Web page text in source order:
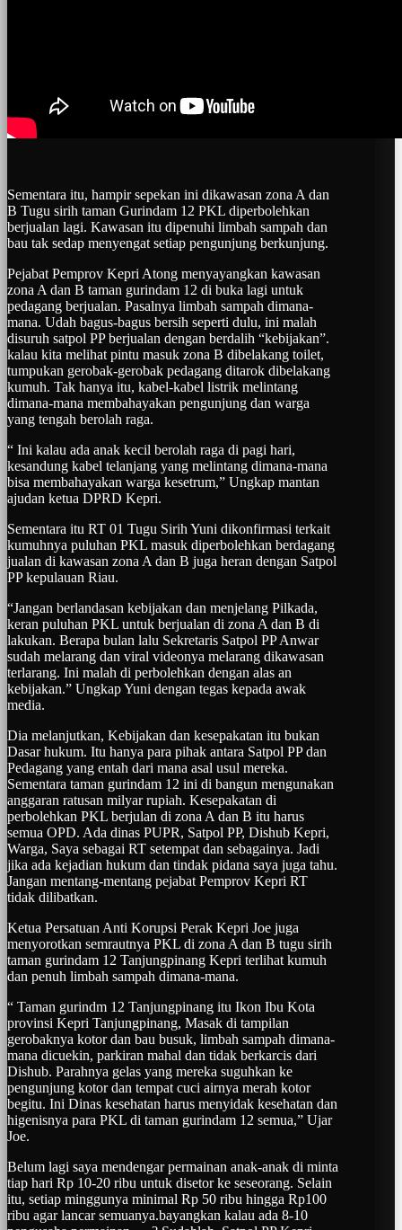
Sementara itu, hampir sepekan ini dikawasan zona A dan
B Tugu sirih taman Gurindam 12 PKL diperbolehkan
berjualan lagi. Kawasan itu dipenuhi limbah sampah dan
bau tak sedap menyengat setiap pengunjung berkunjung.
Pejabat Pemprov Kepri Atong menyayangkan kawasan
zona A dan B taman gurindam 12 di buka lagi untuk
pedagang berjualan. Pasalnya limbah sampah dimana-
mana. Udah bagus-bagus bersih seperti dulu, ini malah
disuruh satpol PP berjualan dengan berdalih “kebijakan”.
kalau kita melihat pintu masuk zona B dibelakang toilet,
tumpukan gerobak-gerobak pedagang ditarok dibelakang
kumuh. Tak hanya itu, kabel-kabel listrik melintang
dimana-mana membahayakan pengunjung dan warga
yang tengah berolah raga.
“ Ini kalau ada anak kecil berolah raga di pagi hari,
kesandung kabel telanjang yang melintang dimana-mana
bisa membahayakan warga kesetrum,” Ungkap mantan
ajudan ketua DPRD Kepri.
Sementara itu RT 01 Tugu Sirih Yuni dikonfirmasi terkait
kumuhnya puluhan PKL masuk diperbolehkan berdagang
jualan di kawasan zona A dan B juga heran dengan Satpol
PP kepulauan Riau.
“Jangan berlandasan kebijakan dan menjelang Pilkada,
keran puluhan PKL untuk berjualan di zona A dan B di
lakukan. Berapa bulan lalu Sekretaris Satpol PP Anwar
sudah melarang dan viral videonya melarang dikawasan
terlarang. Ini malah di perbolehkan dengan alas an
kebijakan.” Ungkap Yuni dengan tegas kepada awak
media.
Dia melanjutkan, Kebijakan dan kesepakatan itu bukan
Dasar hukum. Itu hanya para pihak antara Satpol PP dan
Pedagang yang entah dari mana asal usul mereka.
Sementara taman gurindam 12 ini di bangun mengunakan
anggaran ratusan milyar rupiah. Kesepakatan di
perbolehkan PKL berjulan di zona A dan B itu harus
semua OPD. Ada dinas PUPR, Satpol PP, Dishub Kepri,
Warga, Saya sebagai RT setempat dan sebagainya. Jadi
jika ada kejadian hukum dan tindak pidana saya juga tahu.
Jangan mentang-mentang pejabat Pemprov Kepri RT
tidak dilibatkan.
Ketua Persatuan Anti Korupsi Perak Kepri Joe juga
menyorotkan semrautnya PKL di zona A dan B tugu sirih
taman gurindam 12 Tanjungpinang Kepri terlihat kumuh
dan penuh limbah sampah dimana-mana.
“ Taman gurindm 12 Tanjungpinang itu Ikon Ibu Kota
provinsi Kepri Tanjungpinang, Masak di tampilan
gerobaknya kotor dan bau busuk, limbah sampah dimana-
mana dicuekin, parkiran mahal dan tidak berkarcis dari
Dishub. Parahnya gelas yang mereka suguhkan ke
pengunjung kotor dan tempat cuci airnya merah kotor
begitu. Ini Dinas kesehatan harus menyidak kesehatan dan
higenisnya para PKL di taman gurindam 12 semua,” Ujar
Joe.
Belum lagi saya mendengar permainan anak-anak di minta
tiap hari Rp 10-20 ribu untuk disetor ke seseorang. Selain
itu, setiap minggunya minimal Rp 50 ribu hingga Rp100
ribu agar lancar semuanya.bayangkan kalau ada 8-10